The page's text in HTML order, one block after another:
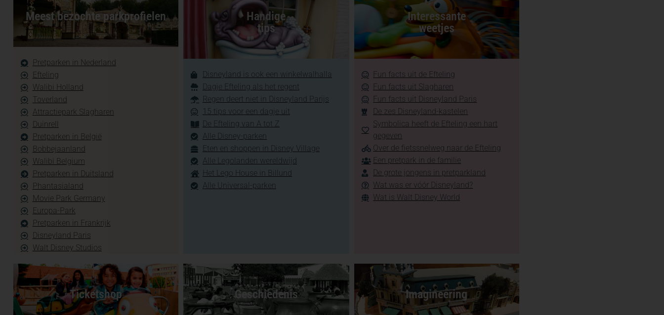
Meest bezochte parkprofielen
Pretparken in Nederland
Efteling
Walibi Holland
Toverland
Attractiepark Slagharen
Duinrell
Pretparken in België
Bobbejaanland
Walibi Belgium
Pretparken in Duitsland
Phantasialand
Movie Park Germany
Europa-Park
Pretparken in Frankrijk
Disneyland Paris
Walt Disney Studios
Handige
tips
Disneyland is ook een winkelwalhalla
Dagje Efteling als het regent
Regen deert niet in Disneyland Parijs
15 tips voor een dagje uit
De Efteling van A tot Z
Alle Disney-parken
Eten en shoppen in Disney Village
Alle Legolanden wereldwijd
Het Lego House in Billund
Alle Universal-parken
Interessante
weetjes
Fun facts uit de Efteling
Fun facts uit Slagharen
Fun facts uit Disneyland Paris
De zes Disneyland-kastelen
Symbolica heeft de Efteling een hart
gegeven
Over de fietssnelweg naar de Efteling
Een pretpark in de familie
De grote jongens in pretparkland
Wat was er vóór Disneyland?
Wat is Walt Disney World
Ticketshop Geschiedenis Imagineering